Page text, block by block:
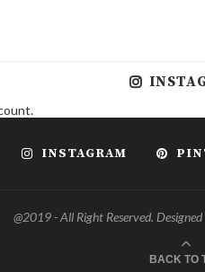
INSTAGRAM
@2019 - All Right Reserved.
BACK TO